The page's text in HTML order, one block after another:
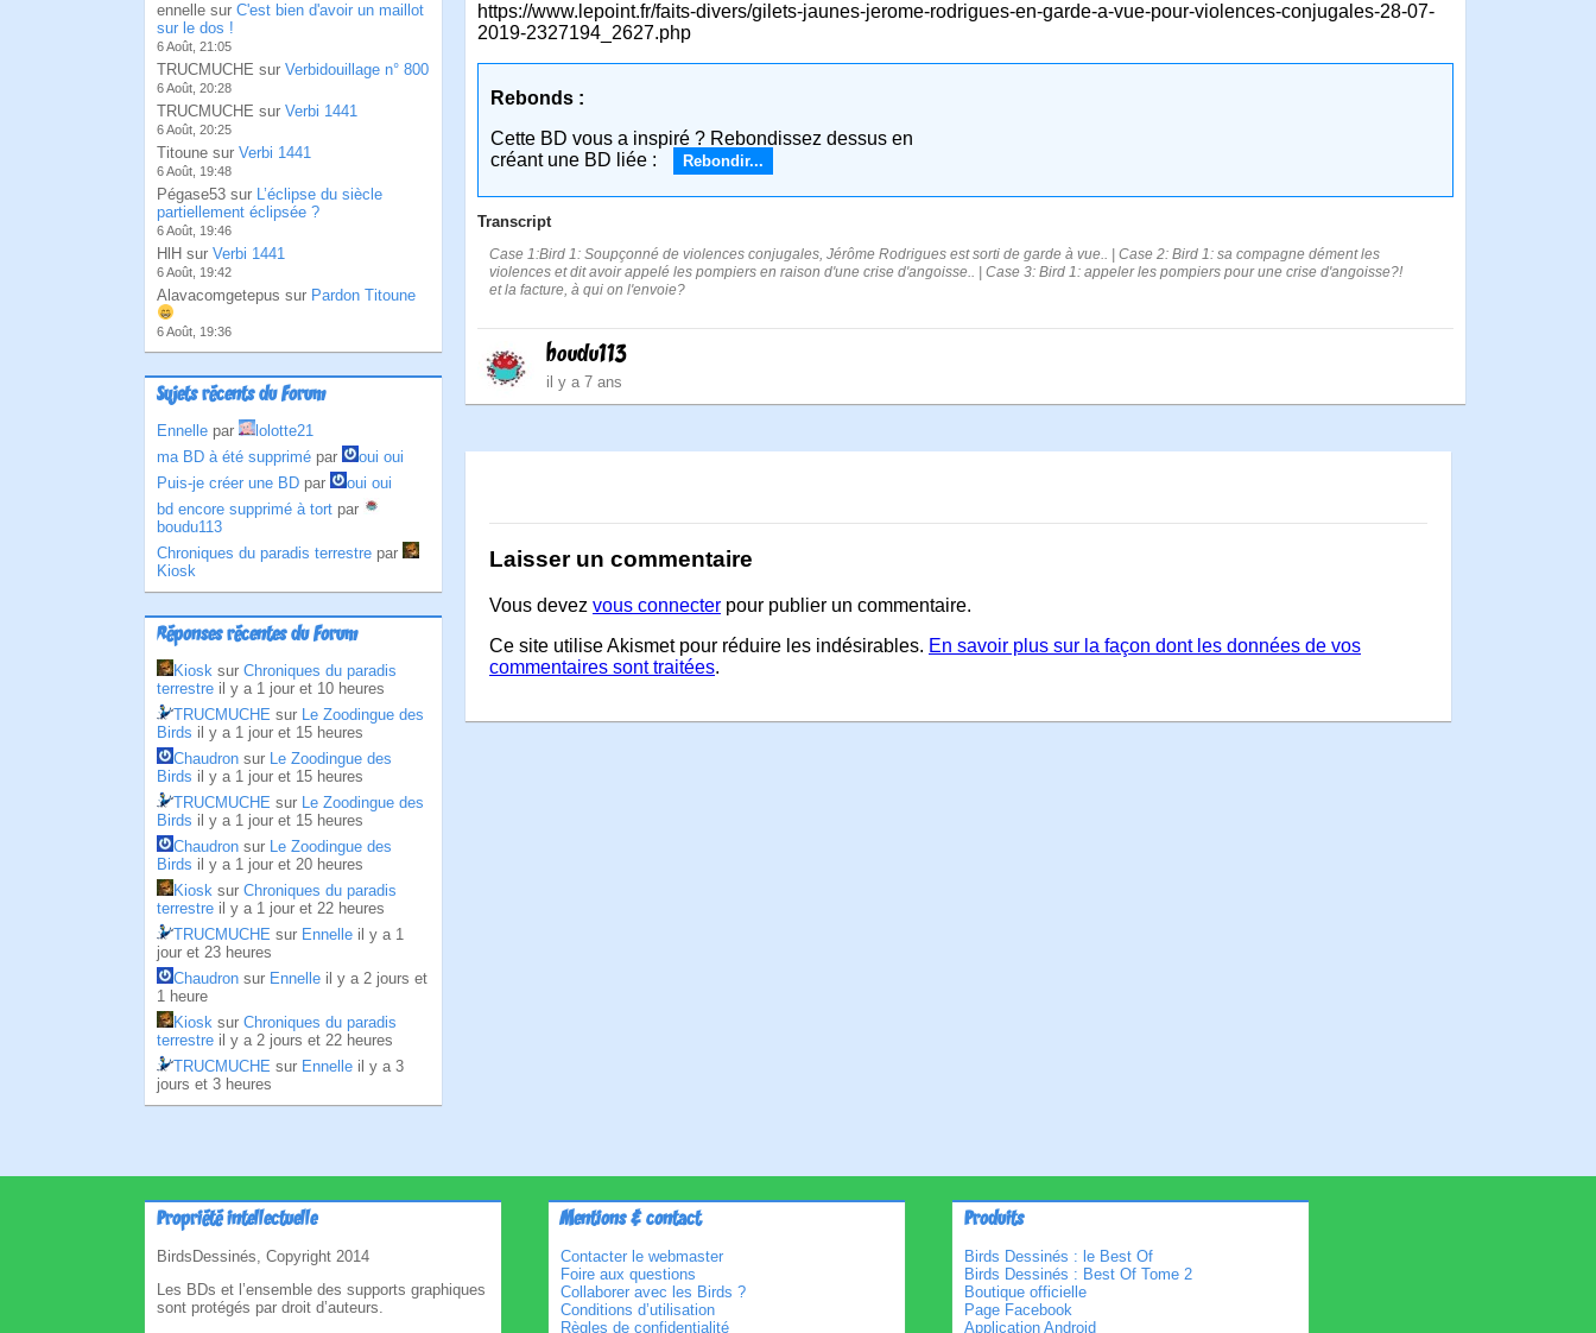
ennelle sur C'est bien d'avoir un maillot
sur le dos !
6 Août, 21:05
TRUCMUCHE sur Verbidouillage n° 800
6 Août, 20:28
TRUCMUCHE sur Verbi 1441
6 Août, 20:25
Titoune sur Verbi 1441
6 Août, 19:48
Pégase53 sur L’éclipse du siècle
partiellement éclipsée ?
6 Août, 19:46
HlH sur Verbi 1441
6 Août, 19:42
Alavacomgetepus sur Pardon Titoune
6 Août, 19:36
Sujets récents du Forum
Ennelle par
lolotte21
ma BD à été supprimé par
oui oui
Puis-je créer une BD par
oui oui
bd encore supprimé à tort par
boudu113
Chroniques du paradis terrestre par
Kiosk
Réponses récentes du Forum
Kiosk sur Chroniques du paradis
terrestre il y a 1 jour et 10 heures
TRUCMUCHE sur Le Zoodingue des
Birds il y a 1 jour et 15 heures
Chaudron sur Le Zoodingue des
Birds il y a 1 jour et 15 heures
TRUCMUCHE sur Le Zoodingue des
Birds il y a 1 jour et 15 heures
Chaudron sur Le Zoodingue des
Birds il y a 1 jour et 20 heures
Kiosk sur Chroniques du paradis
terrestre il y a 1 jour et 22 heures
TRUCMUCHE sur Ennelle il y a 1
jour et 23 heures
Chaudron sur Ennelle il y a 2 jours et
1 heure
Kiosk sur Chroniques du paradis
terrestre il y a 2 jours et 22 heures
TRUCMUCHE sur Ennelle il y a 3
jours et 3 heures
https://www.lepoint.fr/faits-divers/gilets-jaunes-jerome-rodrigues-en-garde-a-vue-pour-violences-conjugales-28-07-
2019-2327194_2627.php
Rebonds :
Cette BD vous a inspiré ? Rebondissez dessus en
créant une BD liée :
Rebondir...
Transcript
Case 1:Bird 1: Soupçonné de violences conjugales, Jérôme Rodrigues est sorti de garde à vue.. | Case 2: Bird 1: sa compagne dément les
violences et dit avoir appelé les pompiers en raison d'une crise d'angoisse.. | Case 3: Bird 1: appeler les pompiers pour une crise d'angoisse?!
et la facture, à qui on l'envoie?
boudu113
il y a 7 ans
Laisser un commentaire
Vous devez vous connecter pour publier un commentaire.
Ce site utilise Akismet pour réduire les indésirables. En savoir plus sur la façon dont les données de vos
commentaires sont traitées.
Propriété intellectuelle
BirdsDessinés, Copyright 2014
Les BDs et l’ensemble des supports graphiques
sont protégés par droit d’auteurs.
Mentions & contact
Contacter le webmaster
Foire aux questions
Collaborer avec les Birds ?
Conditions d’utilisation
Règles de confidentialité
Produits
Birds Dessinés : le Best Of
Birds Dessinés : Best Of Tome 2
Boutique officielle
Page Facebook
Application Android